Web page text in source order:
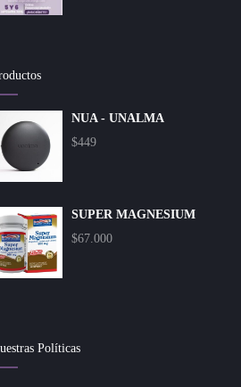
NUA - UNALMA
$449
SUPER MAGNESIUM
$67.000
Políticas